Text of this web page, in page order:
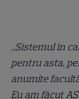
„Sistemul în
pentru asta,
anumite
Eu am făcut